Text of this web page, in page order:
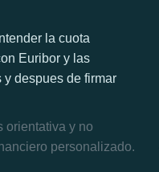
la cuota
Euribor y las
despues de firmar
orientativa y no
personalizado.